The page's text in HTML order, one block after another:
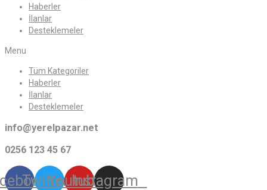
Haberler
İlanlar
Desteklemeler
Menu
Tüm Kategoriler
Haberler
İlanlar
Desteklemeler
info@yerelpazar.net
0256 123 45 67
TwitterYoutube
Instagram